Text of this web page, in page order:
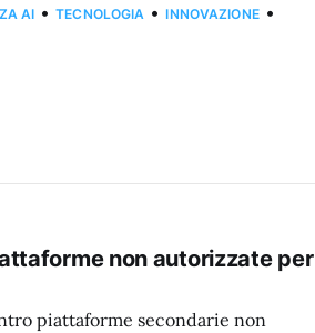
AI • TECNOLOGIA • INNOVAZIONE •
non autorizzate per
piattaforme secondarie non